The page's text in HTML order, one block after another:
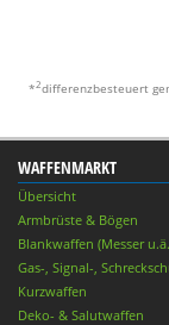
*2differenzbesteuert
WAFFENMARKT
Übersicht
Armbrüste & Bögen
Blankwaffen (Messer
Gas-, Signal-,
Kurzwaffen
Deko- & Salutwaffen